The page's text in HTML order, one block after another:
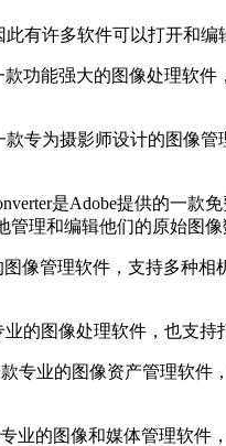
有许多软件可以打开和
款功能强大的图像处理软
款专为摄影师设计的图像
是Adobe提供的一
理和编辑他们的原始图像
图像管理软件，支持多种
业的图像处理软件，也支
款专业的图像资产管理软
专业的图像和媒体管理软